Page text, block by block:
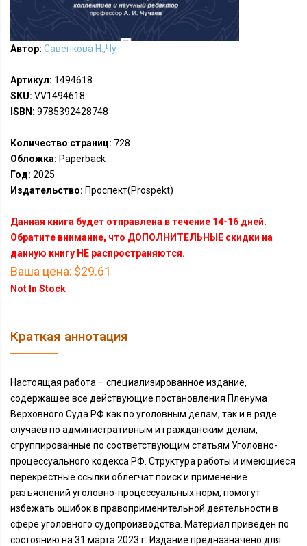
Автор: Савенкова Н.,Чу
Артикул: 1494618
SKU: VV1494618
ISBN: 9785392428748
Количество страниц: 728
Обложка: Paperback
Год: 2025
Издательство: Проспект(Prospekt)
Данная книга будет отправлена в течение 14-16 дней.
Обратите внимание, что ДОПОЛНИТЕЛЬНЫЕ скидки на
данную книгу НЕ распространяются.
Ваша цена: $29.61
Not In Stock
Краткая аннотация
Настоящая работа – специализированное издание,
содержащее все действующие постановления Пленума
Верховного Суда РФ как по уголовным делам, так и в ряде
случаев по административным и гражданским делам,
сгруппированные по соответствующим статьям Уголовно-
процессуального кодекса РФ. Структура работы и имеющиеся
перекрестные ссылки облегчат поиск и применение
разъяснений уголовно-процессуальных норм, помогут
избежать ошибок в правоприменительной деятельности в
сфере уголовного судопроизводства. Материал приведен по
состоянию на 31 марта 2023 г. Издание предназначено для